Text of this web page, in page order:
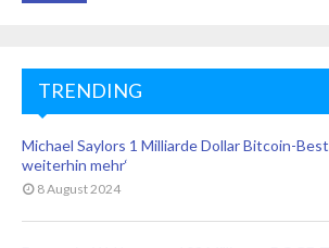
TRENDING
Michael Saylors 1 Milliarde Dollar Bitcoin-
weiterhin mehr‘
8 August 2024